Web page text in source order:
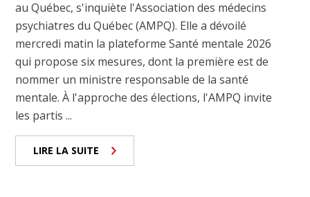
au Québec, s'inquiète l'Association des médecins
psychiatres du Québec (AMPQ). Elle a dévoilé
mercredi matin la plateforme Santé mentale 2026
qui propose six mesures, dont la première est de
nommer un ministre responsable de la santé
mentale. À l'approche des élections, l'AMPQ invite
les partis ...
LIRE LA SUITE